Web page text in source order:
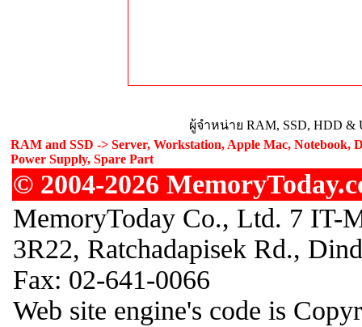
ผู้จำหน่าย RAM, SSD, HDD &
RAM and SSD -> Server, Workstation, Apple Mac, Notebook,
Power Supply, Spare Part
© 2004-2026
MemoryToday Co., Ltd. 7 IT-
3R22, Ratchadapisek Rd.,
Fax: 02-641-0066
Web site engine's code is